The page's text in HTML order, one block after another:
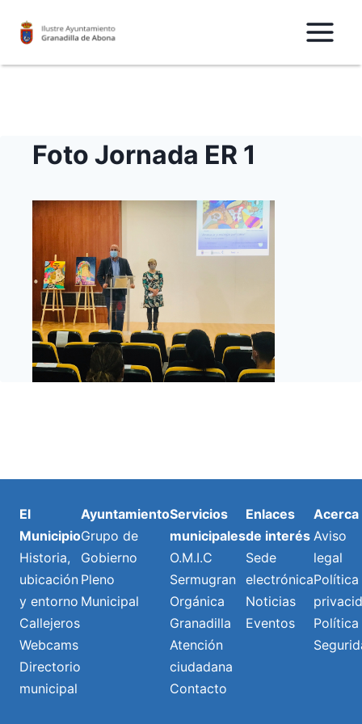
Foto Jornada ER 1
El
Municipio
Historia,
ubicación
y entorno
Callejeros
Webcams
Directorio
municipal
Ayuntamiento
Grupo de
Gobierno
Pleno
Municipal
Servicios
municipales
O.M.I.C
Sermugran
Orgánica
Granadilla
Atención
ciudadana
Contacto
Enlaces
de interés
Sede
electrónica
Noticias
Eventos
Acerca
Aviso
legal
Política
Política